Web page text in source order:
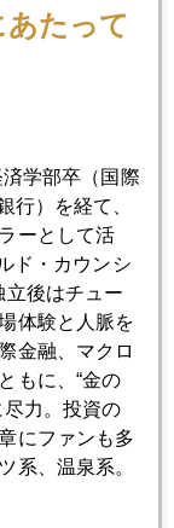
レーダー照射
たって
学部卒（国際
行）を経て、
ーとして活
ド・カウンシ
立後はチュー
体験と人脈を
金融、マクロ
もに、“金の
力。投資の
にファンも多
系、温泉系。